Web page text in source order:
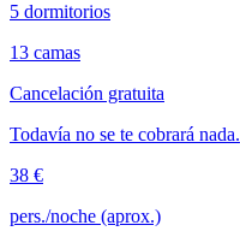
5 dormitorios
13 camas
Cancelación gratuita
Todavía no se te cobrará nada.
38 €
pers./noche (aprox.)